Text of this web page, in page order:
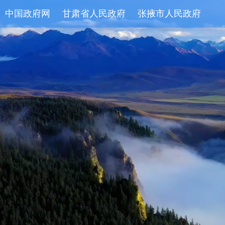
中国政府网 甘肃省人民政府 张掖市人民政府